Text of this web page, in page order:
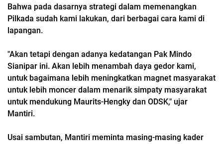
Bahwa pada dasarnya strategi dalam memenangkan
Pilkada sudah kami lakukan, dari berbagai cara kami di
lapangan.
"Akan tetapi dengan adanya kedatangan Pak Mindo
Sianipar ini. Akan lebih menambah daya gedor kami,
untuk bagaimana lebih meningkatkan magnet masyarakat
untuk lebih moncer dalam menarik simpaty masyarakat
untuk mendukung Maurits-Hengky dan ODSK," ujar
Mantiri.
Usai sambutan, Mantiri meminta masing-masing kader